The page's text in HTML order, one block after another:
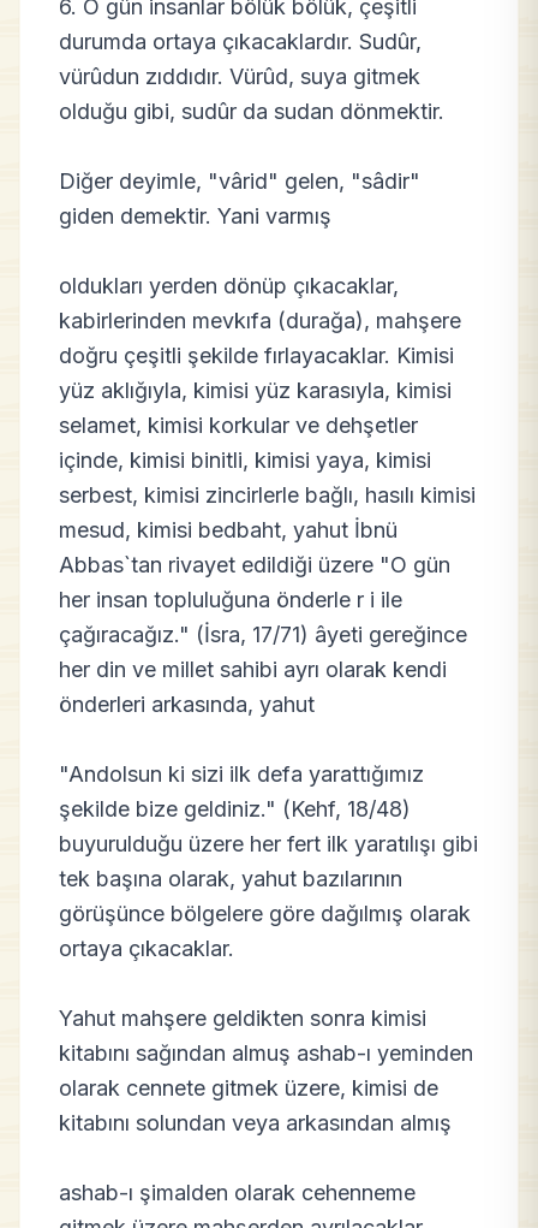
6. O gün insanlar bölük bölük, çeşitli
durumda ortaya çıkacaklardır. Sudûr,
vürûdun zıddıdır. Vürûd, suya gitmek
olduğu gibi, sudûr da sudan dönmektir.
Diğer deyimle, "vârid" gelen, "sâdir"
giden demektir. Yani varmış
oldukları yerden dönüp çıkacaklar,
kabirlerinden mevkıfa (durağa), mahşere
doğru çeşitli şekilde fırlayacaklar. Kimisi
yüz aklığıyla, kimisi yüz karasıyla, kimisi
selamet, kimisi korkular ve dehşetler
içinde, kimisi binitli, kimisi yaya, kimisi
serbest, kimisi zincirlerle bağlı, hasılı kimisi
mesud, kimisi bedbaht, yahut İbnü
Abbas`tan rivayet edildiği üzere "O gün
her insan topluluğuna önderle r i ile
çağıracağız." (İsra, 17/71) âyeti gereğince
her din ve millet sahibi ayrı olarak kendi
önderleri arkasında, yahut
"Andolsun ki sizi ilk defa yarattığımız
şekilde bize geldiniz." (Kehf, 18/48)
buyurulduğu üzere her fert ilk yaratılışı gibi
tek başına olarak, yahut bazılarının
görüşünce bölgelere göre dağılmış olarak
ortaya çıkacaklar.
Yahut mahşere geldikten sonra kimisi
kitabını sağından almuş ashab-ı yeminden
olarak cennete gitmek üzere, kimisi de
kitabını solundan veya arkasından almış
ashab-ı şimalden olarak cehenneme